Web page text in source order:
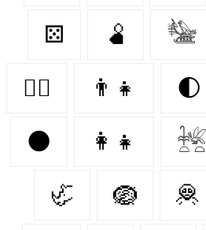
⚄ 🫄 𓅋
🐕‍🦺 👨‍👧 🌓
🌑 👩‍👧 𓆥
🦏 🪺 🦧